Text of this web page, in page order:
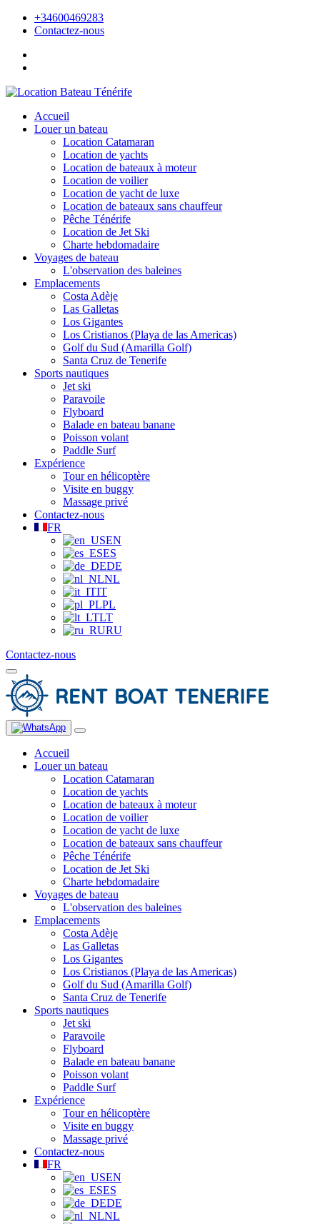
+34600469283
Contactez-nous
Accueil
Louer un bateau
Location Catamaran
Location de yachts
Location de bateaux à moteur
Location de voilier
Location de yacht de luxe
Location de bateaux sans chauffeur
Pêche Ténérife
Location de Jet Ski
Charte hebdomadaire
Voyages de bateau
L'observation des baleines
Emplacements
Costa Adèje
Las Galletas
Los Gigantes
Los Cristianos (Playa de las Americas)
Golf du Sud (Amarilla Golf)
Santa Cruz de Tenerife
Sports nautiques
Jet ski
Paravoile
Flyboard
Balade en bateau banane
Poisson volant
Paddle Surf
Expérience
Tour en hélicoptère
Visite en buggy
Massage privé
Contactez-nous
FR
EN
ES
DE
NL
IT
PL
LT
RU
Contactez-nous
Accueil
Louer un bateau
Location Catamaran
Location de yachts
Location de bateaux à moteur
Location de voilier
Location de yacht de luxe
Location de bateaux sans chauffeur
Pêche Ténérife
Location de Jet Ski
Charte hebdomadaire
Voyages de bateau
L'observation des baleines
Emplacements
Costa Adèje
Las Galletas
Los Gigantes
Los Cristianos (Playa de las Americas)
Golf du Sud (Amarilla Golf)
Santa Cruz de Tenerife
Sports nautiques
Jet ski
Paravoile
Flyboard
Balade en bateau banane
Poisson volant
Paddle Surf
Expérience
Tour en hélicoptère
Visite en buggy
Massage privé
Contactez-nous
FR
EN
ES
DE
NL